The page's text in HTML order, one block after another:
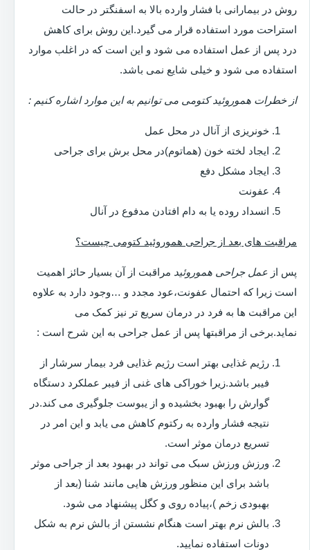
روش در بیمارانی با فشار وارده بالا به اسفنگتر در حالت
استراحت مورد استفاده قرار می گیرد.این روش برای کاهش
درد پس از عمل استفاده می شود و این است که در اغلب موارد
استفاده می شود و خیلی شایع نمی باشد.
از خطرات هموروئید کتومی می توانیم به این موارد اشاره کنیم :
خونریزی از آنال در محل عمل
ایجاد لخته خون (هماتوم)در محل برش برای جراحی
ایجاد مشکل دفع
عفونت
انسداد روده یا به دام افتادن مدفوع در آنال
مراقبت های بعد از جراحی هموروئید کتومی چیست؟
پس از عمل جراحی هموروئید مراقبت از آن بسیار حائز اهمیت
است زیرا که احتمال عفونت،عود مجدد و …وجود دارد به علاوه
این مراقبت ها به فرد در درمان سریع تر نیز کمک می
نماید.برخی از مراقبتها پس از عمل جراحی به این شرح است :
رژیم غذایی بهتر است رژیم غذایی فرد بیمار سرشار از
فیبر باشد.زیرا خوراکی های غنی از فیبر عملکرد دستگاه
گوارش را بهبود بخشیده و از یبوست جلوگیری می کند.در
نتیجه فشار وارده به رکتوم کاهش می یابد و این امر در
تسریع درمان موثر است.
ورزش ورزش سبک می تواند در بهبود بعد از جراحی موثر
باشد برای این منظور ورزش هایی مانند شنا (بعد از
بهبودی زخم )،پیاده روی و کگل پیشنهاد می شود.
بالش نرم بهتر است هنگام نشستن از بالش نرم به شکل
دونات استفاده نمایید.